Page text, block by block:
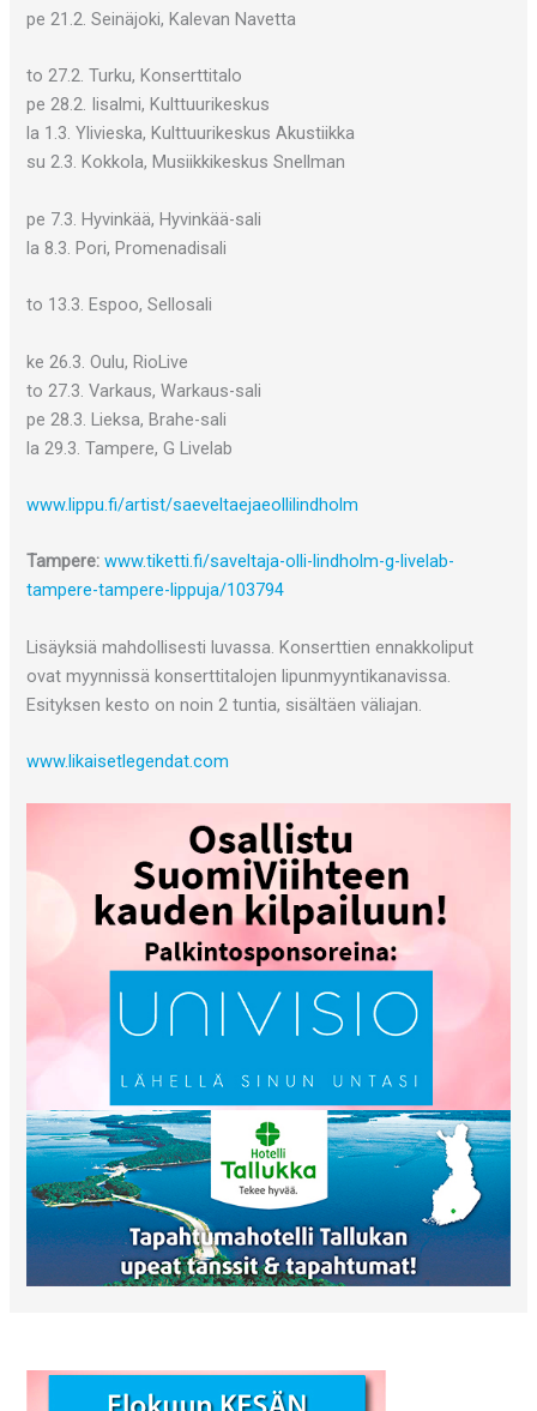
pe 21.2. Seinäjoki, Kalevan Navetta
to 27.2. Turku, Konserttitalo
pe 28.2. Iisalmi, Kulttuurikeskus
la 1.3. Ylivieska, Kulttuurikeskus Akustiikka
su 2.3. Kokkola, Musiikkikeskus Snellman
pe 7.3. Hyvinkää, Hyvinkää-sali
la 8.3. Pori, Promenadisali
to 13.3. Espoo, Sellosali
ke 26.3. Oulu, RioLive
to 27.3. Varkaus, Warkaus-sali
pe 28.3. Lieksa, Brahe-sali
la 29.3. Tampere, G Livelab
www.lippu.fi/artist/saeveltaejaeollilindholm
Tampere: www.tiketti.fi/saveltaja-olli-lindholm-g-livelab-
tampere-tampere-lippuja/103794
Lisäyksiä mahdollisesti luvassa. Konserttien ennakkoliput
ovat myynnissä konserttitalojen lipunmyyntikanavissa.
Esityksen kesto on noin 2 tuntia, sisältäen väliajan.
www.likaisetlegendat.com